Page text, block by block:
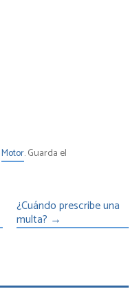
Motor. Guarda el
¿Cuándo prescribe una
multa? →